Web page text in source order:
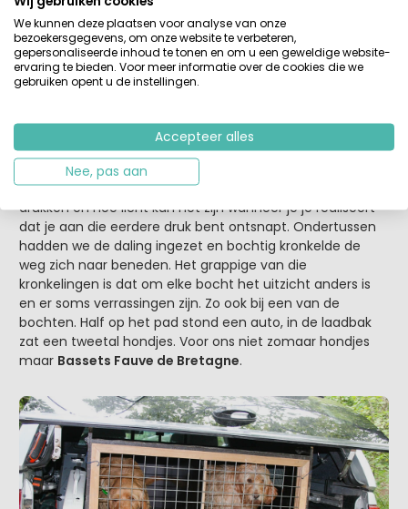
niet meer is dan een kleine open plek in het bos zien we
de bandensporen en nog een fikse veeg bloed in het
gras. Met enige huivering bekijken we het bloed en prijzen
het slachtoffer en onszelf gelukkig dat eerste hulp is
geboden.
Het slachtoffer tegemoet
Met een opgelucht gemoed en nu op een duidelijk
minder steil pad vervolgen wij onze wandeling. Hoe zwaar
kan de dreiging van een mogelijk onbekend ongeval
drukken en hoe licht kan het zijn wanneer je je realiseert
dat je aan die eerdere druk bent ontsnapt. Ondertussen
hadden we de daling ingezet en bochtig kronkelde de
weg zich naar beneden. Het grappige van die
kronkelingen is dat om elke bocht het uitzicht anders is
en er soms verrassingen zijn. Zo ook bij een van de
bochten. Half op het pad stond een auto, in de laadbak
zat een tweetal hondjes. Voor ons niet zomaar hondjes
maar Bassets Fauve de Bretagne.
We kunnen deze plaatsen voor analyse van onze
bezoekersgegevens, om onze website te verbeteren,
gepersonaliseerde inhoud te tonen en om u een geweldige website-
ervaring te bieden. Voor meer informatie over de cookies die we
gebruiken opent u de instellingen.
Accepteer alles
Nee, pas aan